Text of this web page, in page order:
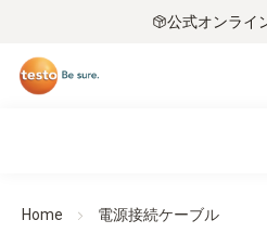
公式オンライ
Home 電源接続ケーブル